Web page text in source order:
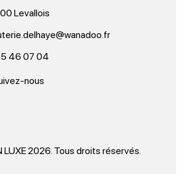
Levallois
46 07 04
nous
2026. Tous droits réservés.